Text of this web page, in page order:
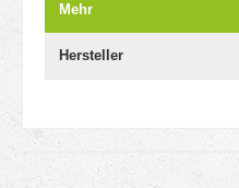
Mehr
Hersteller